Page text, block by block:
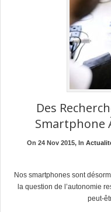
Des
Smartphone
On 24 Nov 2015, In
Nos smartphones sont
la question de l’autonomie
peut-